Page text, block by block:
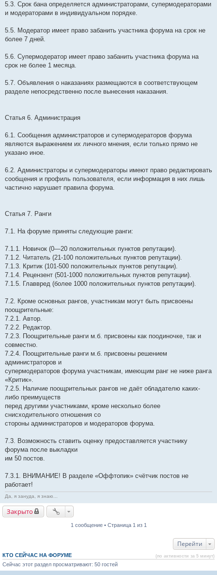
5.3. Срок бана определяется администраторами, супермодераторами
и модераторами в индивидуальном порядке.
5.5. Модератор имеет право забанить участника форума на срок не
более 7 дней.
5.6. Супермодератор имеет право забанить участника форума на
срок не более 1 месяца.
5.7. Объявления о наказаниях размещаются в соответствующем
разделе непосредственно после вынесения наказания.
Статья 6. Администрация
6.1. Сообщения администраторов и супермодераторов форума
являются выражением их личного мнения, если только прямо не
указано иное.
6.2. Администраторы и супермодераторы имеют право редактировать
сообщения и профиль пользователя, если информация в них лишь
частично нарушает правила форума.
Статья 7. Ранги
7.1. На форуме приняты следующие ранги:
7.1.1. Новичок (0—20 положительных пунктов репутации).
7.1.2. Читатель (21-100 положительных пунктов репутации).
7.1.3. Критик (101-500 положительных пунктов репутации).
7.1.4. Рецензент (501-1000 положительных пунктов репутации).
7.1.5. Главвред (более 1000 положительных пунктов репутации).
7.2. Кроме основных рангов, участникам могут быть присвоены
поощрительные:
7.2.1. Автор.
7.2.2. Редактор.
7.2.3. Поощрительные ранги м.б. присвоены как поодиночке, так и
совместно.
7.2.4. Поощрительные ранги м.б. присвоены решением
администраторов и
супермодераторов форума участникам, имеющим ранг не ниже ранга
«Критик».
7.2.5. Наличие поощрительных рангов не даёт обладателю каких-
либо преимуществ
перед другими участниками, кроме несколько более
снисходительного отношения со
стороны администраторов и модераторов форума.
7.3. Возможность ставить оценку предоставляется участнику
форума после выкладки
им 50 постов.
7.3.1. ВНИМАНИЕ! В разделе «Оффтопик» счётчик постов не
работает!
Да, я зануда, я знаю...
Закрыто
1 сообщение • Страница 1 из 1
Перейти
КТО СЕЙЧАС НА ФОРУМЕ (по активности за 5 минут)
Сейчас этот раздел просматривают: 50 гостей